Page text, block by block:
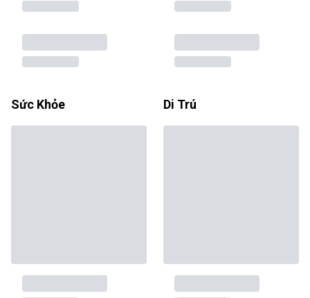
Sức Khỏe Di Trú